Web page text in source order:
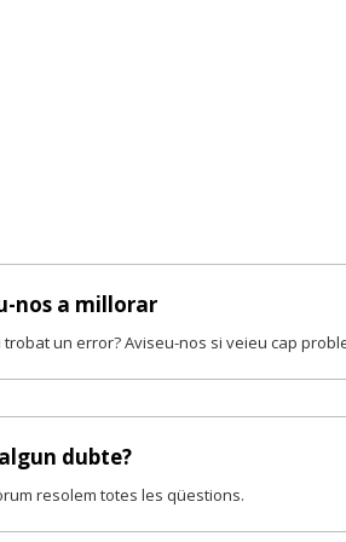
nos a millorar
trobat un error? Aviseu-nos si veieu cap
dubte?
resolem totes les qüestions.